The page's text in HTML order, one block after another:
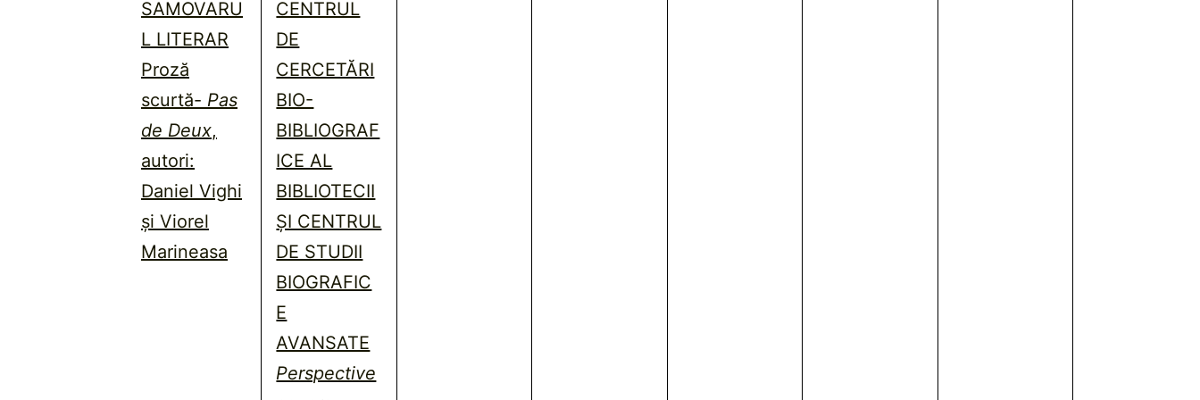
SAMOVARU
L LITERAR
Proză
scurtă- Pas
de Deux,
autori:
Daniel Vighi
și Viorel
Marineasa
CENTRUL
DE
CERCETĂRI
BIO-
BIBLIOGRAF
ICE AL
BIBLIOTECII
ȘI CENTRUL
DE STUDII
BIOGRAFIC
E
AVANSATE
Perspective